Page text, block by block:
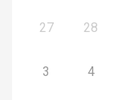
27 28
3 4